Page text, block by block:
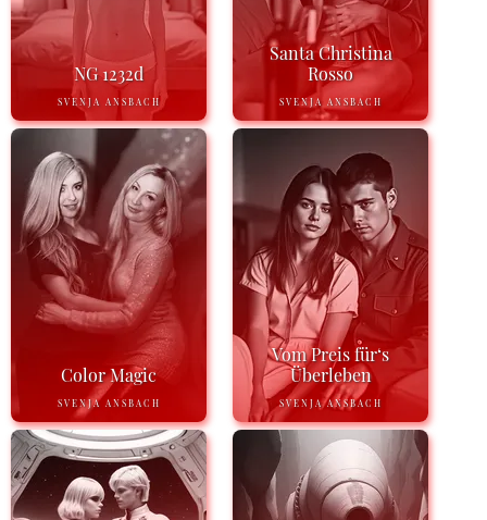
NG 1232d
SVENJA ANSBACH
Santa Christina
Rosso
SVENJA ANSBACH
Color Magic
SVENJA ANSBACH
Vom Preis für‘s
Überleben
SVENJA ANSBACH